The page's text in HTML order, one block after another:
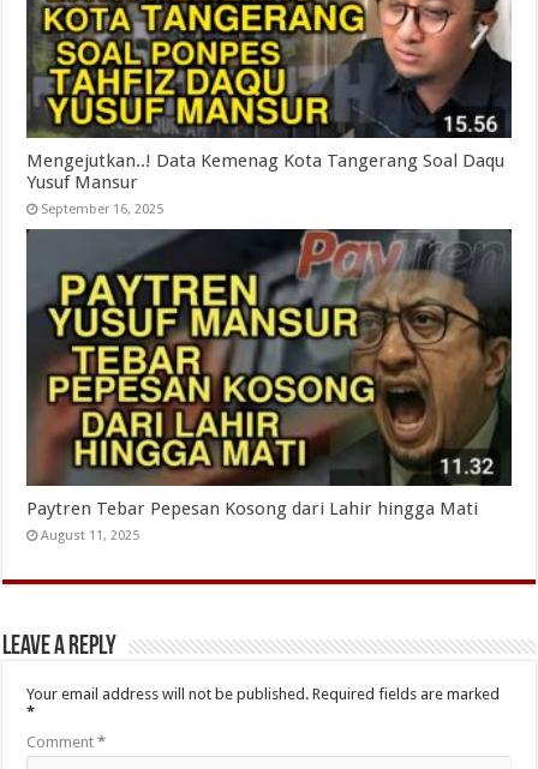
Mengejutkan..! Data Kemenag Kota Tangerang Soal Daqu
Yusuf Mansur
September 16, 2025
Paytren Tebar Pepesan Kosong dari Lahir hingga Mati
August 11, 2025
Leave a Reply
Your email address will not be published. Required fields are marked
*
Comment*